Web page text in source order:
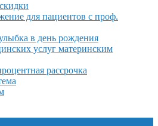
для пациентов с проф.
в день рождения
услуг материнским
рассрочка